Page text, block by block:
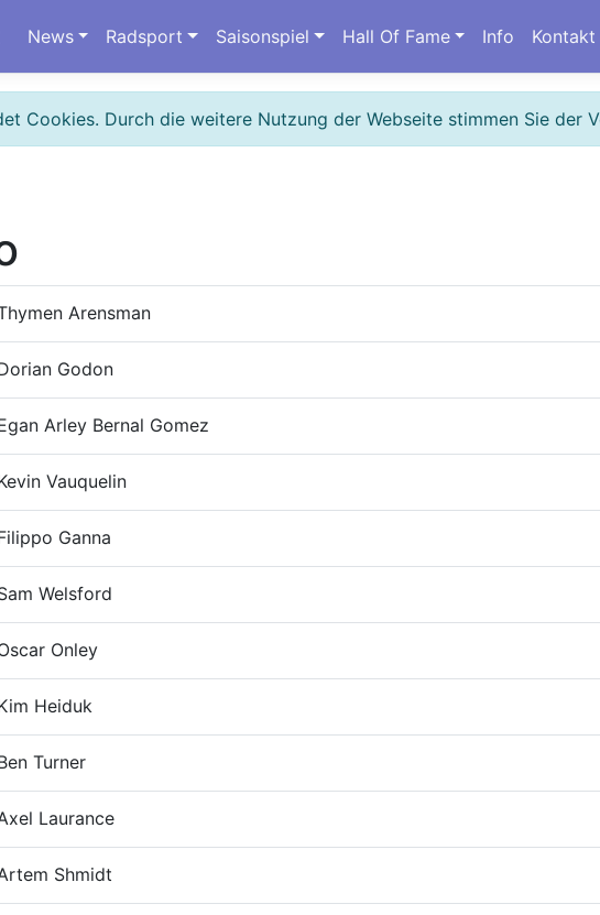
News Radsport Saisonspiel Hall Of Fame Info Kontakt
Cookies. Durch die weitere Nutzung der Webseite stimmen Sie der
Arensman
Godon
Arley Bernal Gomez
Vauquelin
Ganna
Welsford
Onley
Heiduk
Turner
Laurance
Shmidt